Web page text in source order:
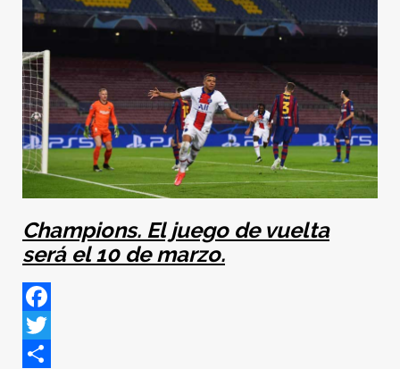
Champions. El juego de vuelta
será el 10 de marzo.
Facebook
Twitter